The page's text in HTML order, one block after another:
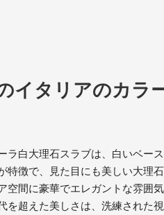
イタリアのカラ
ラ白大理石スラブは、白いベー
特徴で、見た目にも美しい大理
空間に豪華でエレガントな雰囲
を超えた美しさは、洗練された